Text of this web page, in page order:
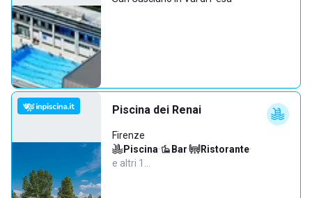
Piscina dei Renai
Firenze
Piscina· Bar· Ristorante·
e altri 1…